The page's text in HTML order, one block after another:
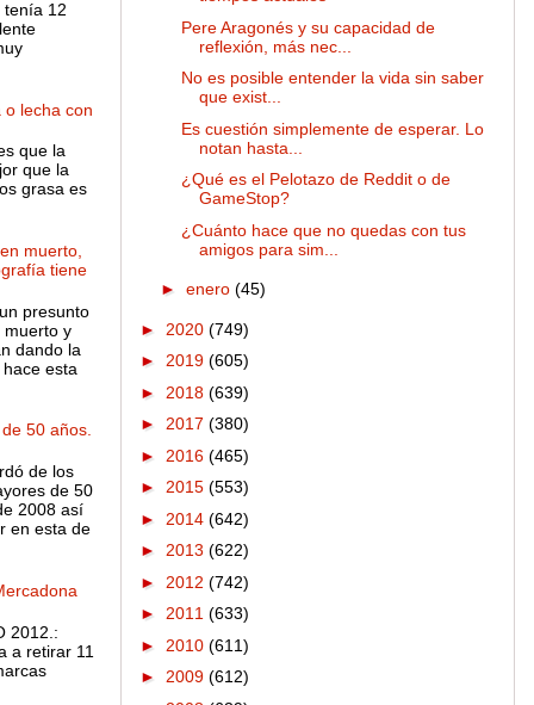
tenía 12
o lecha con
que la
que la
grasa es
muerto,
tiene
presunto
muerto y
dando la
esta
50 años.
de los
de 50
2008 así
en esta de
2012.:
a retirar 11
Pere Aragonés y su capacidad de
reflexión, más nec...
No es posible entender la vida sin saber
que exist...
Es cuestión simplemente de esperar. Lo
notan hasta...
¿Qué es el Pelotazo de Reddit o de
GameStop?
¿Cuánto hace que no quedas con tus
amigos para sim...
► enero (45)
► 2020 (749)
► 2019 (605)
► 2018 (639)
► 2017 (380)
► 2016 (465)
► 2015 (553)
► 2014 (642)
► 2013 (622)
► 2012 (742)
► 2011 (633)
► 2010 (611)
► 2009 (612)